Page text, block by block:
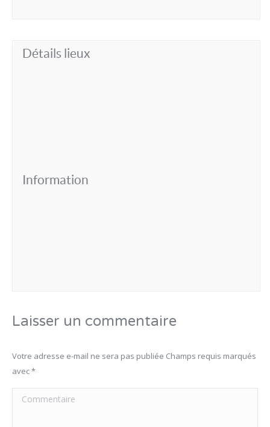
Détails lieux
Information
Laisser un commentaire
Votre adresse e-mail ne sera pas publiée Champs requis marqués
avec*
Commentaire